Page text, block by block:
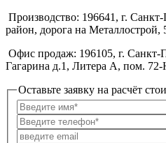
Производство: 196641, г.
район, дорога на Металлострой,
Офис продаж: 196105, г. Санкт-
Гагарина д.1, Литера А, пом.
Оставьте заявку на расчёт